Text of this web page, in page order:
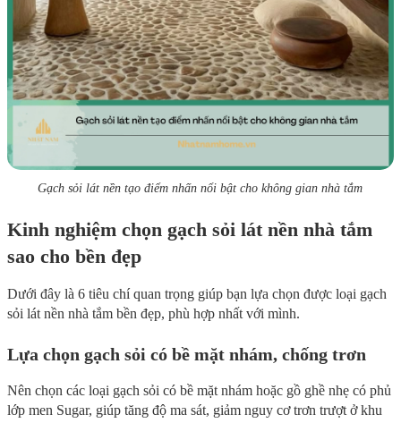
Gạch sỏi lát nền tạo điểm nhấn nổi bật cho không gian nhà tắm
Kinh nghiệm chọn gạch sỏi lát nền nhà tắm
sao cho bền đẹp
Dưới đây là 6 tiêu chí quan trọng giúp bạn lựa chọn được loại gạch
sỏi lát nền nhà tắm bền đẹp, phù hợp nhất với mình.
Lựa chọn gạch sỏi có bề mặt nhám, chống trơn
Nên chọn các loại gạch sỏi có bề mặt nhám hoặc gồ ghề nhẹ có phủ
lớp men Sugar, giúp tăng độ ma sát, giảm nguy cơ trơn trượt ở khu